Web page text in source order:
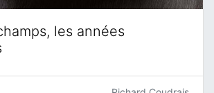
les années